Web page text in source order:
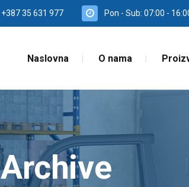
+387 35 631 977 Pon - Sub: 07:00 -
Naslovna O nama
Archive